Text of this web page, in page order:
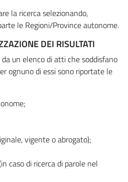
la ricerca selezionando,
le Regioni/Province autonome.
DEI RISULTATI
un elenco di atti che soddisfano
ognuno di essi sono riportate le
vigente o abrogato);
caso di ricerca di parole nel